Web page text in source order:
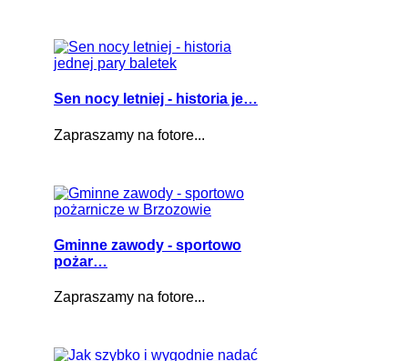
Sen nocy letniej - historia je…
Zapraszamy na fotore...
Gminne zawody - sportowo
pożar…
Zapraszamy na fotore...